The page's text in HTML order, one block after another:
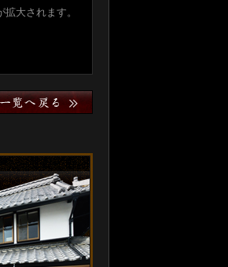
大されます。